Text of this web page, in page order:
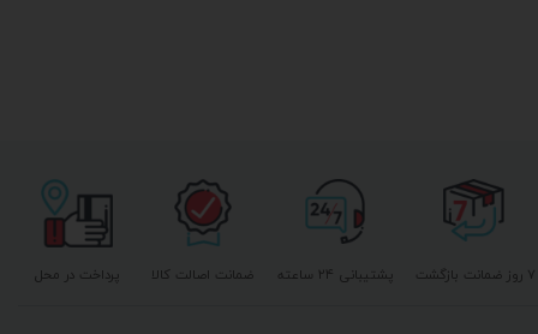
پشتیبانی ۲۴ ساعته پرداخت در محل ۷ روز ضمانت بازگشت ضمانت اصالت کالا